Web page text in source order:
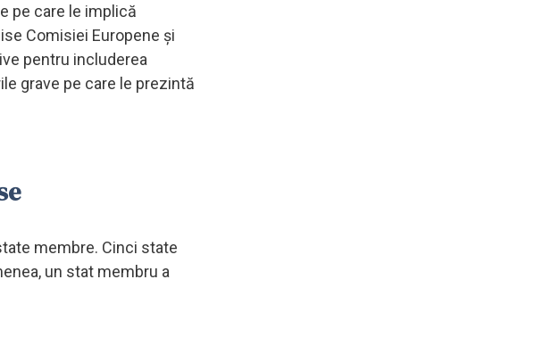
pe care le implică
Comisiei Europene şi
pentru includerea
grave pe care le prezintă
membre. Cinci state
un stat membru a